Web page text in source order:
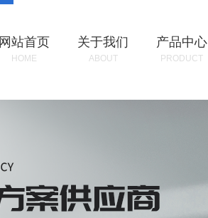
网站首页
HOME
关于我们
ABOUT
产品中心
PRODUCT